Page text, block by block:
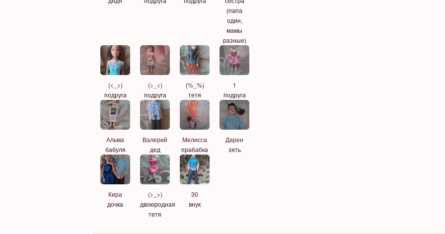
(папа
один,
мамы
разные)
(<_>)
подруга
(>_<)
подруга
(%_%)
тетя
1
подруга
Альма
бабуля
Валерий
дед
Мелисса
прабабка
Дарен
зять
Кира
дочка
(>_>)
двоюродная
тетя
30
внук